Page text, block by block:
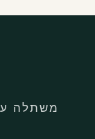
משתלה